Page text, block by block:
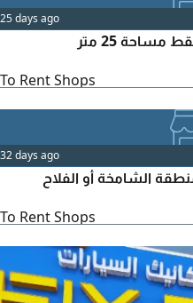
25 days ago
25 متر
To Rent Shops
32 days ago
الشامخة أو الفلاح
To Rent Shops